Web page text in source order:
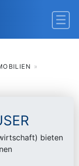
»
bieten